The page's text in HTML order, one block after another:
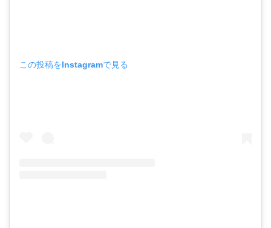
この投稿をInstagramで見る